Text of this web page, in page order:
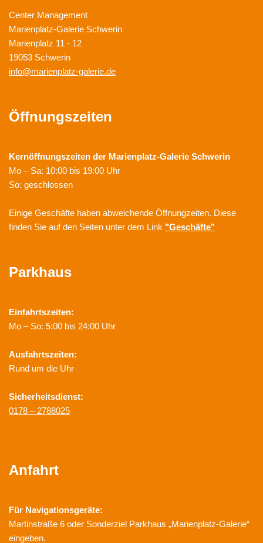
Center Management
Marienplatz-Galerie Schwerin
Marienplatz 11 - 12
19053 Schwerin
info@marienplatz-galerie.de
Öffnungszeiten
Kernöffnungszeiten der Marienplatz-Galerie Schwerin
Mo – Sa: 10:00 bis 19:00 Uhr
So: geschlossen
Einige Geschäfte haben abweichende Öffnungzeiten. Diese
finden Sie auf den Seiten unter dem Link "Geschäfte"
Parkhaus
Einfahrtszeiten:
Mo – So: 5:00 bis 24:00 Uhr
Ausfahrtszeiten:
Rund um die Uhr
Sicherheitsdienst:
0178 – 2788025
Anfahrt
Für Navigationsgeräte:
Martinstraße 6 oder Sonderziel Parkhaus „Marienplatz-Galerie“
eingeben.